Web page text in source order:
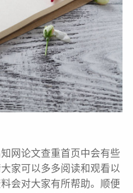
网论文查重首页中会有些
家可以多多阅读和观看以
会对大家有所帮助。顺便